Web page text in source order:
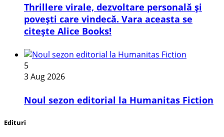
Thrillere virale, dezvoltare personală și
povești care vindecă. Vara aceasta se
citește Alice Books!
5
3 Aug 2026
​Noul sezon editorial la Humanitas Fiction
Edituri